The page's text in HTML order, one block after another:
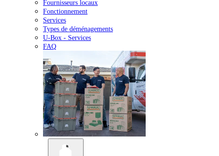
Fournisseurs locaux
Fonctionnement
Services
Types de déménagements
U-Box - Services
FAQ